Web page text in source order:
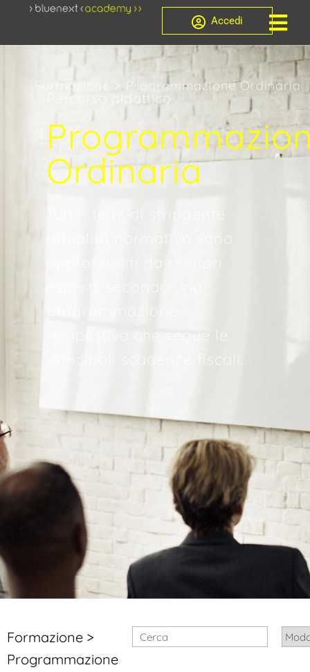
Accedi
Formazione > Programmazione Ordinaria
Percorso didattico
Ordinaria
Tutti i temi di stringente
attualità normativa sono
approfonditi da relatori
esperti, secondo una
programmazione
tempestiva che segue le
principali scadenze fiscali.
Formazione >
Programmazione